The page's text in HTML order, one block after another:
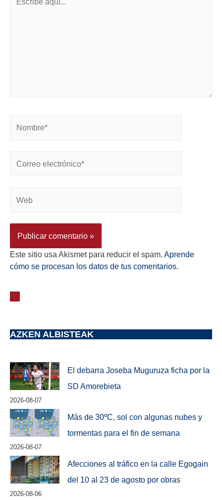
Este sitio usa Akismet para reducir el spam. Aprende
cómo se procesan los datos de tus comentarios.
AZKEN ALBISTEAK
El debarra Joseba Muguruza ficha por la
SD Amorebieta
2026-08-07
Más de 30ºC, sol con algunas nubes y
tormentas para el fin de semana
2026-08-07
Afecciones al tráfico en la calle Egogain
del 10 al 23 de agosto por obras
2026-08-06